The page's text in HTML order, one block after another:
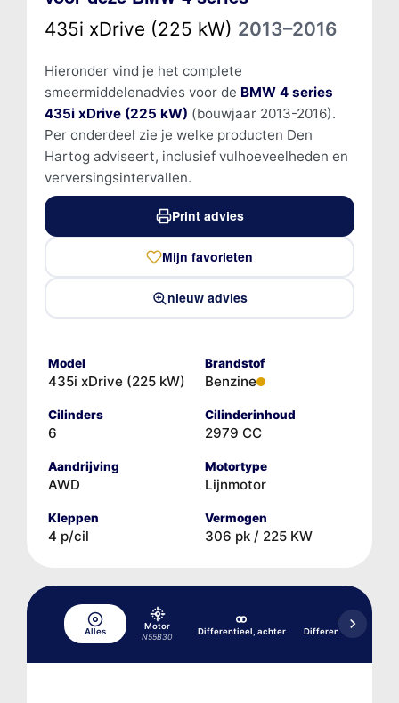
435i xDrive (225 kW) 2013–2016
Hieronder vind je het complete
smeermiddelenadvies voor de BMW 4 series
435i xDrive (225 kW) (bouwjaar 2013-2016).
Per onderdeel zie je welke producten Den
Hartog adviseert, inclusief vulhoeveelheden en
verversingsintervallen.
Print advies
Mijn favorieten
nieuw advies
Model
435i xDrive (225 kW)
Brandstof
Benzine
Cilinders
6
Cilinderinhoud
2979 CC
Aandrijving
AWD
Motortype
Lijnmotor
Kleppen
4 p/cil
Vermogen
306 pk / 225 KW
Alles
Motor
N55B30
Differentieel, achter Differentieel, voor